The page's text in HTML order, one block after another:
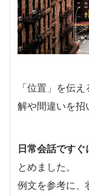
「位置」を伝
解や間違いを招
日常会話です
とめました。
例文を参考に、